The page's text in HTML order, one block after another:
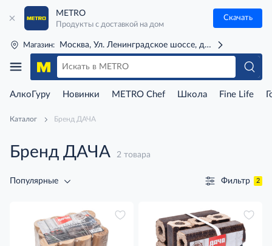
METRO
Продукты с доставкой на дом
Скачать
Магазин: Москва, Ул. Ленинградское шоссе, д. 71Г (м. Речной
АлкоГуру Новинки METRO Chef Школа Fine Life
Каталог Бренд ДАЧА
Бренд ДАЧА 2 товара
Популярные Фильтр 2